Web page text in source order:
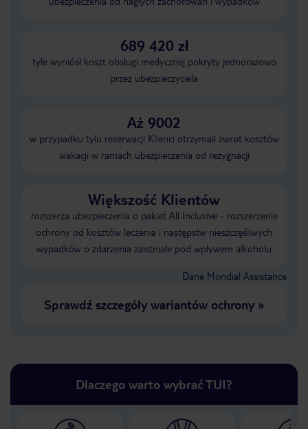
689 420 zł
tyle wyniósł koszt obsługi medycznej pokryty jednorazowo
przez ubezpieczyciela
Aż 9002
w przypadku tylu rezerwacji Klienci otrzymali zwrot kosztów
wakacji w ramach ubezpieczenia od rezygnacji
Większość Klientów
rozszerza ubezpieczenia o pakiet All Inclusive - rozszerzenie
ochrony od kosztów leczenia i następstw nieszczęśliwych
wypadków o zdarzenia zaistniałe pod wpływem alkoholu
Dane Mondial Assistance
Sprawdź szczegóły wariantów ochrony»
Dlaczego warto wybrać TUI?